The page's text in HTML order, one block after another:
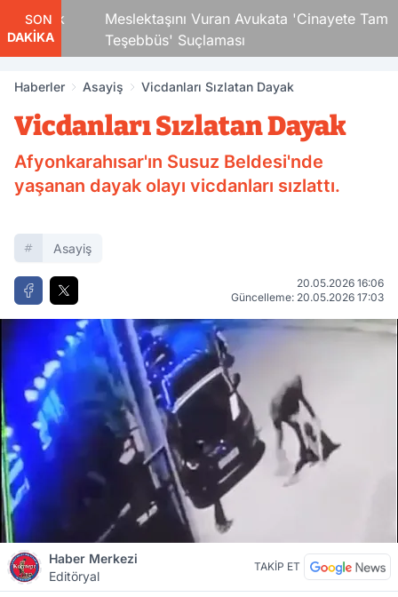
SON
DAKİKA
Meslektaşını Vuran Avukata 'Cinayete Tam
Teşebbüs' Suçlaması
Haberler Asayiş Vicdanları Sızlatan Dayak
Vicdanları Sızlatan Dayak
Afyonkarahısar'ın Susuz Beldesi'nde
yaşanan dayak olayı vicdanları sızlattı.
Asayiş
20.05.2026 16:06
Güncelleme: 20.05.2026 17:03
Haber Merkezi
Editöryal
TAKİP ET